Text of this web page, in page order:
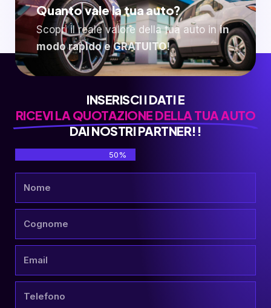
Quanto vale la tua auto?
Scopri il reale valore della tua auto in in
modo rapido e GRATUITO!
INSERISCI I DATI E
RICEVI LA QUOTAZIONE DELLA TUA AUTO
DAI NOSTRI PARTNER!!
50%